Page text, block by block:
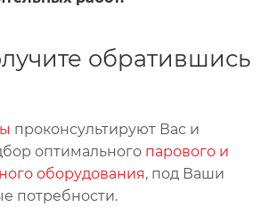
обратившись
проконсультируют Вас и
оптимального парового и
оборудования, под Ваши
потребности.